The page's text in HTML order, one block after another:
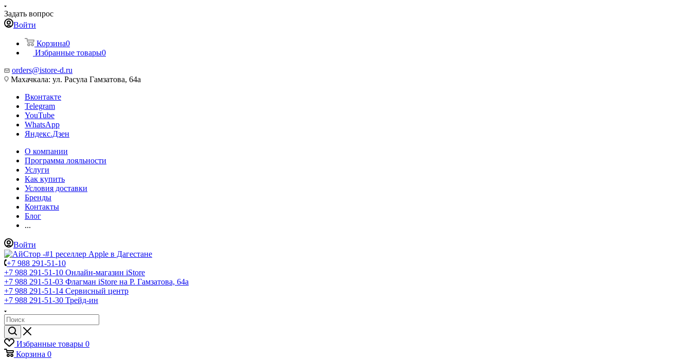
Задать вопрос
Войти
Корзина0
Избранные товары0
orders@istore-d.ru
Махачкала: ул. Расула Гамзатова, 64а
Вконтакте
Telegram
YouTube
WhatsApp
Яндекс.Дзен
О компании
Программа лояльности
Услуги
Как купить
Условия доставки
Бренды
Контакты
Блог
...
Войти
+7 988 291-51-10
+7 988 291-51-10 Онлайн-магазин iStore
+7 988 291-51-03 Флагман iStore на Р. Гамзатова, 64а
+7 988 291-51-14 Сервисный центр
+7 988 291-51-30 Трейд-ин
Избранные товары 0
Корзина 0